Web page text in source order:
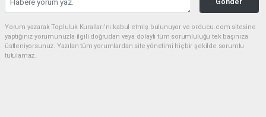
Yorum yazarak Topluluk Kuralları’nı kabul etmiş bulunuyor ve orducu.com sitesine
yaptığınız yorumunuzla ilgili doğrudan veya dolaylı tüm sorumluluğu tek başınıza
üstleniyorsunuz. Yazılan tüm yorumlardan site yönetimi hiçbir şekilde sorumlu
tutulamaz.